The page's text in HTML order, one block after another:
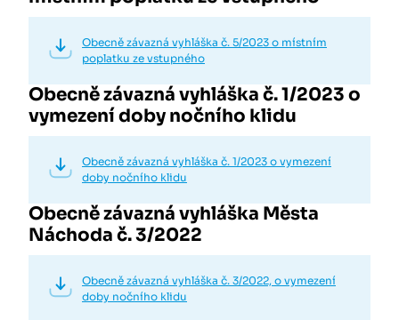
Obecně závazná vyhláška č. 5/2023 o místním
poplatku ze vstupného
Obecně závazná vyhláška č. 1/2023 o
vymezení doby nočního klidu
Obecně závazná vyhláška č. 1/2023 o vymezení
doby nočního klidu
Obecně závazná vyhláška Města
Náchoda č. 3/2022
Obecně závazná vyhláška č. 3/2022, o vymezení
doby nočního klidu